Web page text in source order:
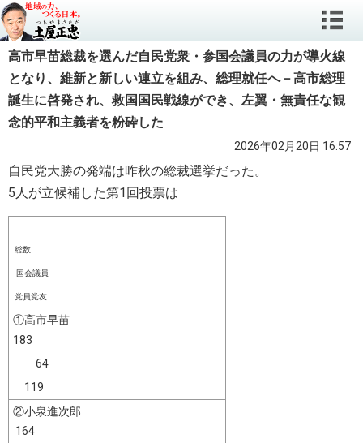
高市早苗総裁を選んだ自民党衆・参国会議員の力が導火線
となり、維新と新しい連立を組み、総理就任へ－高市総理
誕生に啓発され、救国国民戦線ができ、左翼・無責任な観
念的平和主義者を粉砕した
2026年02月20日 16:57
自民党大勝の発端は昨秋の総裁選挙だった。
5人が立候補した第1回投票は
総数
国会議員
党員党友
①高市早苗
183
64
119
②小泉進次郎
164